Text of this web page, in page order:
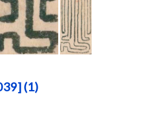
(1)